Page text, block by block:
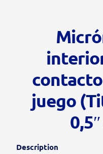
juego
Description